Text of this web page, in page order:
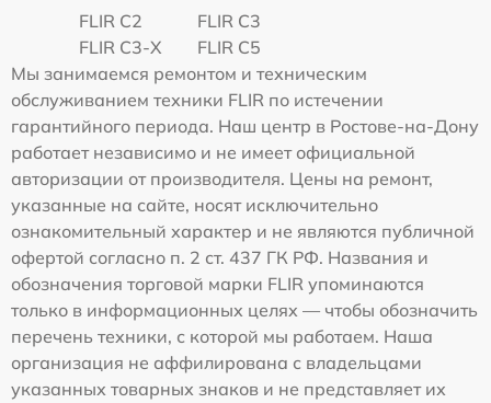
FLIR C2
FLIR С3
FLIR С3-Х
FLIR С5
Мы занимаемся ремонтом и техническим
обслуживанием техники FLIR по истечении
гарантийного периода. Наш центр в Ростове-на-Дону
работает независимо и не имеет официальной
авторизации от производителя. Цены на ремонт,
указанные на сайте, носят исключительно
ознакомительный характер и не являются публичной
офертой согласно п. 2 ст. 437 ГК РФ. Названия и
обозначения торговой марки FLIR упоминаются
только в информационных целях — чтобы обозначить
перечень техники, с которой мы работаем. Наша
организация не аффилирована с владельцами
указанных товарных знаков и не представляет их